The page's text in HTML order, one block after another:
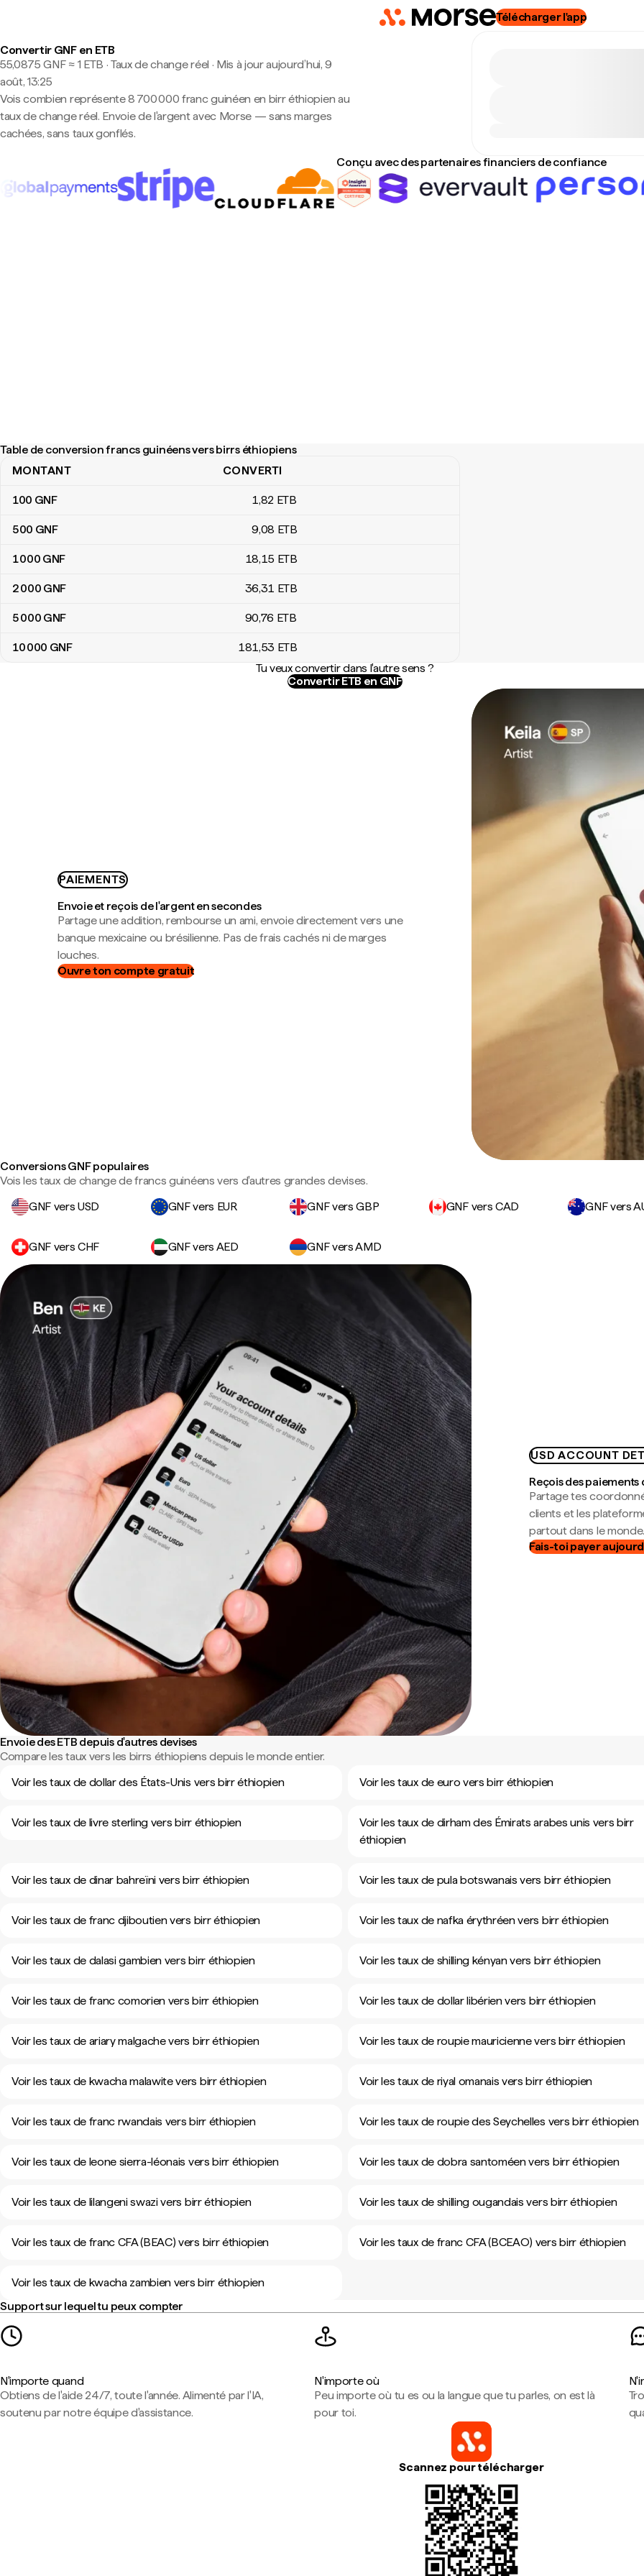
Télécharger l'app
Convertir GNF en ETB
55,0875 GNF ≈ 1 ETB · Taux de change réel · Mis à jour aujourd’hui, 9
août, 13:25
Vois combien représente 8 700 000 franc guinéen en birr éthiopien au
taux de change réel. Envoie de l'argent avec Morse — sans marges
cachées, sans taux gonflés.
Conçu avec des partenaires financiers de confiance
Table de conversion francs guinéens vers birrs éthiopiens
Table de conversion francs guinéens vers birrs éthiopiens
MONTANT CONVERTI
100 GNF 1,82 ETB
500 GNF 9,08 ETB
1 000 GNF 18,15 ETB
2 000 GNF 36,31 ETB
5 000 GNF 90,76 ETB
10 000 GNF 181,53 ETB
Tu veux convertir dans l'autre sens ?
Convertir ETB en GNF
PAIEMENTS
Envoie et reçois de l'argent en secondes
Partage une addition, rembourse un ami, envoie directement vers une
banque mexicaine ou brésilienne. Pas de frais cachés ni de marges
louches.
Ouvre ton compte gratuit
Conversions GNF populaires
Vois les taux de change de francs guinéens vers d'autres grandes devises.
GNF vers USD
GNF vers EUR GNF vers GBP GNF vers CAD GNF vers
GNF vers CHF GNF vers AED GNF vers AMD
USD ACCOUNT
Reçois des
Partage tes
clients et les
partout dans le monde.
Fais-toi payer
Envoie des ETB depuis d'autres devises
Compare les taux vers les birrs éthiopiens depuis le monde entier.
Voir les taux de dollar des États-Unis vers birr éthiopien
Voir les taux de euro vers birr éthiopien
Voir les taux de livre sterling vers birr éthiopien
Voir les taux de dirham des Émirats arabes unis vers birr
éthiopien
Voir les taux de dinar bahreïni vers birr éthiopien Voir les taux de pula botswanais vers birr éthiopien
Voir les taux de franc djiboutien vers birr éthiopien Voir les taux de nafka érythréen vers birr éthiopien
Voir les taux de dalasi gambien vers birr éthiopien Voir les taux de shilling kényan vers birr éthiopien
Voir les taux de franc comorien vers birr éthiopien Voir les taux de dollar libérien vers birr éthiopien
Voir les taux de ariary malgache vers birr éthiopien Voir les taux de roupie mauricienne vers birr éthiopien
Voir les taux de kwacha malawite vers birr éthiopien Voir les taux de riyal omanais vers birr éthiopien
Voir les taux de franc rwandais vers birr éthiopien Voir les taux de roupie des Seychelles vers birr éthiopien
Voir les taux de leone sierra-léonais vers birr éthiopien Voir les taux de dobra santoméen vers birr éthiopien
Voir les taux de lilangeni swazi vers birr éthiopien Voir les taux de shilling ougandais vers birr éthiopien
Voir les taux de franc CFA (BEAC) vers birr éthiopien Voir les taux de franc CFA (BCEAO) vers birr éthiopien
Voir les taux de kwacha zambien vers birr éthiopien
Support sur lequel tu peux compter
N'importe quand
Obtiens de l'aide 24/7, toute l'année. Alimenté par l'IA,
soutenu par notre équipe d'assistance.
N'importe où
Peu importe où tu es ou la langue que tu parles, on est là
pour toi.
Scannez pour télécharger